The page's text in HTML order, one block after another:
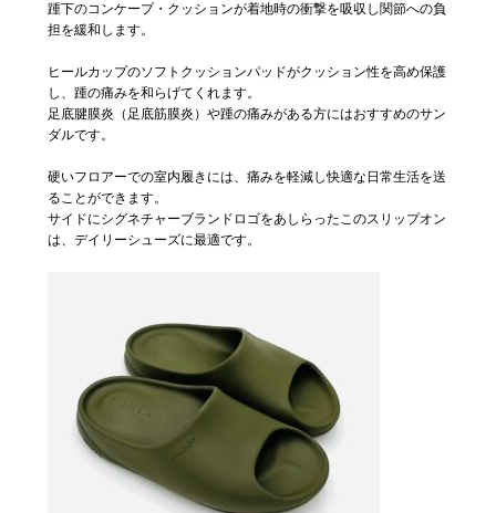
踵下のコンケープ・クッションが着地時の衝撃を吸収し関節への負
担を緩和します。
ヒールカップのソフトクッションパッドがクッション性を高め保護
し、踵の痛みを和らげてくれます。
足底腱膜炎（足底筋膜炎）や踵の痛みがある方にはおすすめのサン
ダルです。
硬いフロアーでの室内履きには、痛みを軽減し快適な日常生活を送
ることができます。
サイドにシグネチャーブランドロゴをあしらったこのスリップオン
は、デイリーシューズに最適です。